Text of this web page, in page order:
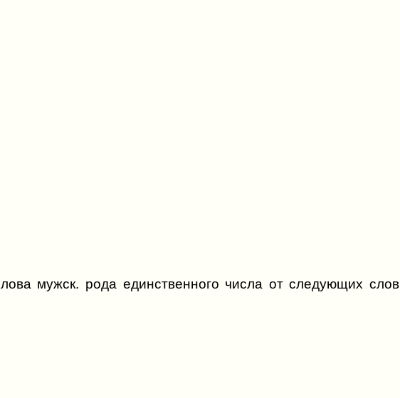
мужск. рода единственного числа от следующих слов